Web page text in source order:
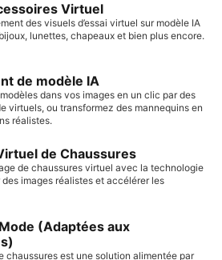
Virtuel
des visuels d’essai virtuel sur modèle IA
lunettes, chapeaux et bien plus encore.
de modèle IA
dans vos images en un clic par des
virtuels, ou transformez des mannequins en
réalistes.
de Chaussures
de chaussures virtuel avec la technologie
des images réalistes et accélérer les
(Adaptées aux
chaussures est une solution alimentée par